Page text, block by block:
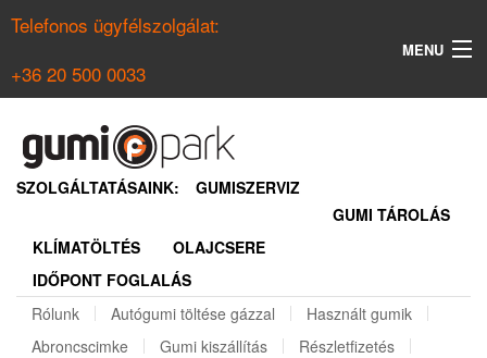
Telefonos ügyfélszolgálat:
+36 20 500 0033
MENU
NYÁRI GUMI KERESŐ
REGISZTRÁCIÓ
SZOLGÁLTATÁSAINK:
GUMISZERVIZ
GUMI TÁROLÁS
KLÍMATÖLTÉS
OLAJCSERE
IDŐPONT FOGLALÁS
Rólunk
Autógumi töltése gázzal
Használt gumik
Abroncscimke
Gumi kiszállítás Részletfizetés